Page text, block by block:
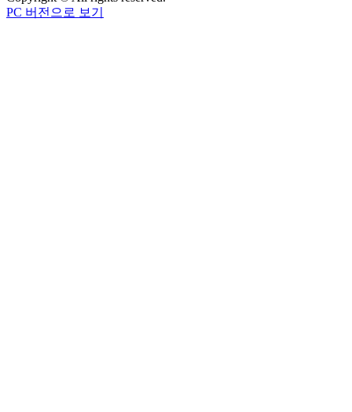
PC 버전으로 보기